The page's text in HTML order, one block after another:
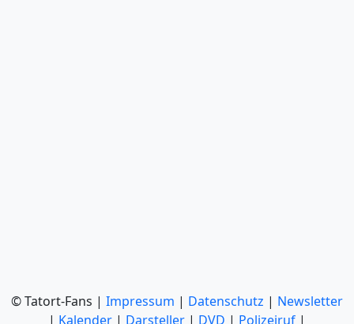
© Tatort-Fans | Impressum | Datenschutz | Newsletter
| Kalender | Darsteller | DVD | Polizeiruf |